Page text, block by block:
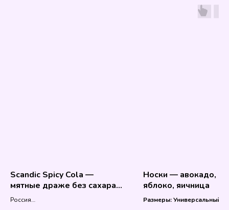
Scandic Spicy Cola —
мятные драже без сахара
со вкусом острой колы
Россия
Носки — авокадо,
яблоко, яичница
Размеры: Универсальный